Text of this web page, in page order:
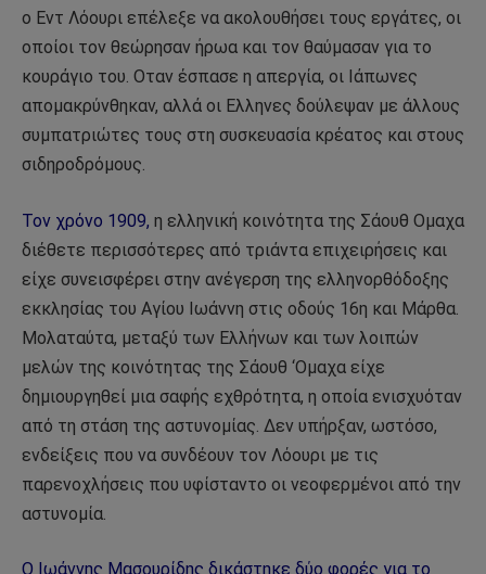
ο Εντ Λόουρι επέλεξε να ακολουθήσει τους εργάτες, οι
οποίοι τον θεώρησαν ήρωα και τον θαύμασαν για το
κουράγιο του. Οταν έσπασε η απεργία, οι Ιάπωνες
απομακρύνθηκαν, αλλά οι Ελληνες δούλεψαν με άλλους
συμπατριώτες τους στη συσκευασία κρέατος και στους
σιδηροδρόμους.
Τον χρόνο 1909, η ελληνική κοινότητα της Σάουθ Ομαχα
διέθετε περισσότερες από τριάντα επιχειρήσεις και
είχε συνεισφέρει στην ανέγερση της ελληνορθόδοξης
εκκλησίας του Αγίου Ιωάννη στις οδούς 16η και Μάρθα.
Μολαταύτα, μεταξύ των Ελλήνων και των λοιπών
μελών της κοινότητας της Σάουθ ‘Ομαχα είχε
δημιουργηθεί μια σαφής εχθρότητα, η οποία ενισχυόταν
από τη στάση της αστυνομίας. Δεν υπήρξαν, ωστόσο,
ενδείξεις που να συνδέουν τον Λόουρι με τις
παρενοχλήσεις που υφίσταντο οι νεοφερμένοι από την
αστυνομία.
Ο Ιωάννης Μασουρίδης δικάστηκε δύο φορές για το